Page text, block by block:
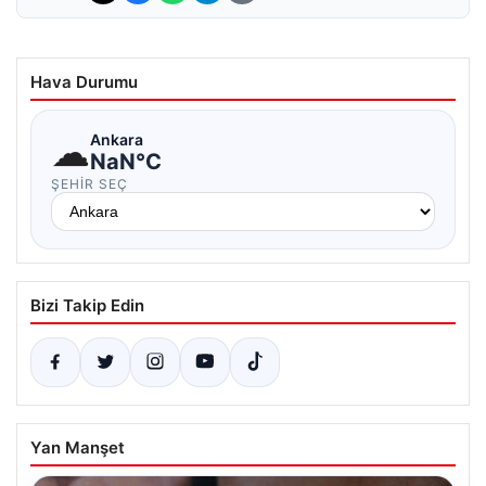
Hava Durumu
☁Ankara
NaN°C
ŞEHIR SEÇ
Bizi Takip Edin
Yan Manşet